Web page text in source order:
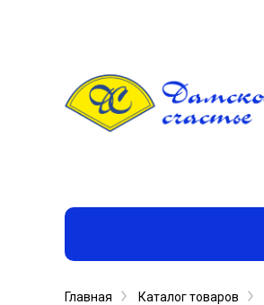
Главная Каталог товаров